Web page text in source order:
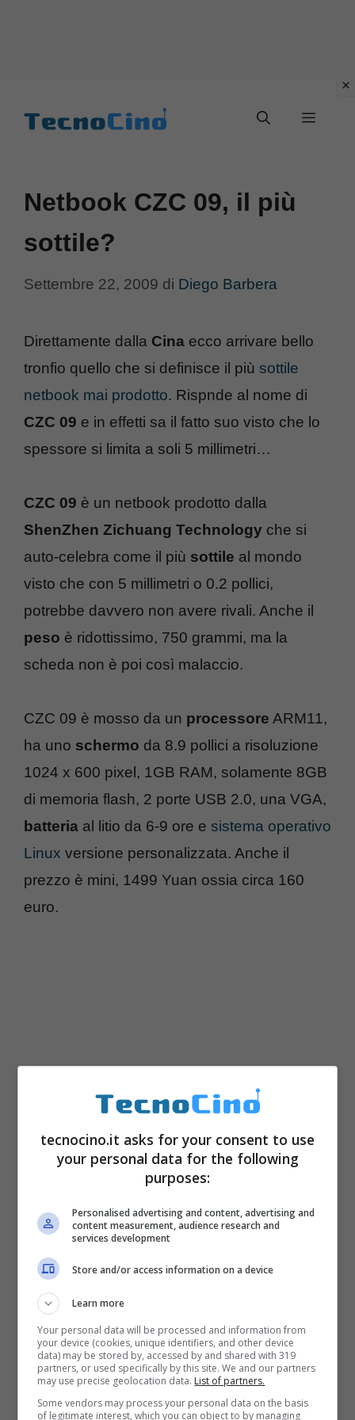
Menu
Netbook CZC 09, il più
sottile?
Settembre 22, 2009 di Diego Barbera
Direttamente dalla Cina ecco arrivare bello
tronfio quello che si definisce il più sottile
netbook mai prodotto. Rispnde al nome di
CZC 09 e in effetti sa il fatto suo visto che lo
spessore si limita a soli 5 millimetri…
CZC 09 è un netbook prodotto dalla
ShenZhen Zichuang Technology che si
auto-celebra come il più sottile al mondo
visto che con 5 millimetri o 0.2 pollici,
potrebbe davvero non avere rivali. Anche il
peso è ridottissimo, 750 grammi, ma la
scheda non è poi così malaccio.
CZC 09 è mosso da un processore ARM11,
ha uno schermo da 8.9 pollici a risoluzione
1024 x 600 pixel, 1GB RAM, solamente 8GB
di memoria flash, 2 porte USB 2.0, una VGA,
batteria al litio da 6-9 ore e sistema operativo
Linux versione personalizzata. Anche il
prezzo è mini, 1499 Yuan ossia circa 160
euro.
tecnocino.it asks for your consent to use
your personal data for the following
purposes:
Personalised advertising and content, advertising and
content measurement, audience research and
services development
Store and/or access information on a device
Learn more
Your personal data will be processed and information from
your device (cookies, unique identifiers, and other device
data) may be stored by, accessed by and shared with 319
partners, or used specifically by this site. We and our partners
may use precise geolocation data. List of partners.
Some vendors may process your personal data on the basis
of legitimate interest, which you can object to by managing